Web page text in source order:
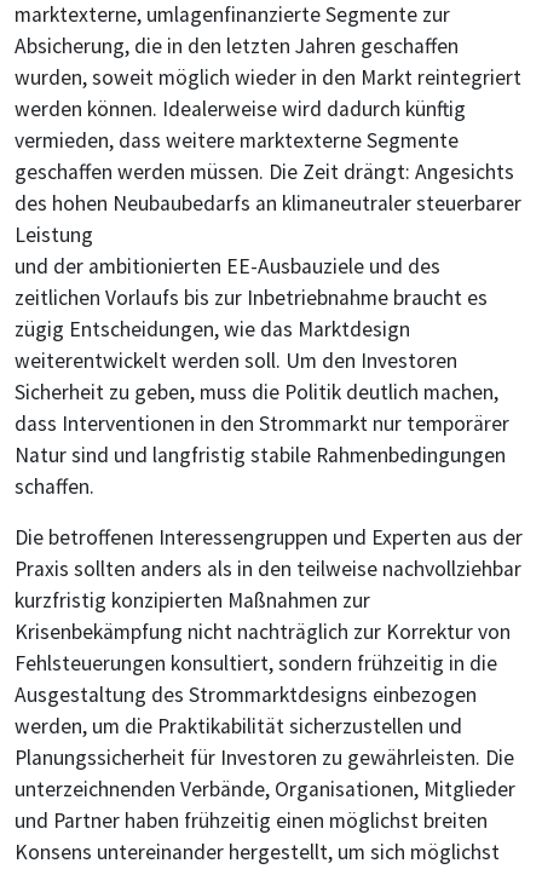
marktexterne, umlagenfinanzierte Segmente zur
Absicherung, die in den letzten Jahren geschaffen
wurden, soweit möglich wieder in den Markt reintegriert
werden können. Idealerweise wird dadurch künftig
vermieden, dass weitere marktexterne Segmente
geschaffen werden müssen. Die Zeit drängt: Angesichts
des hohen Neubaubedarfs an klimaneutraler steuerbarer
Leistung
und der ambitionierten EE-Ausbauziele und des
zeitlichen Vorlaufs bis zur Inbetriebnahme braucht es
zügig Entscheidungen, wie das Marktdesign
weiterentwickelt werden soll. Um den Investoren
Sicherheit zu geben, muss die Politik deutlich machen,
dass Interventionen in den Strommarkt nur temporärer
Natur sind und langfristig stabile Rahmenbedingungen
schaffen.
Die betroffenen Interessengruppen und Experten aus der
Praxis sollten anders als in den teilweise nachvollziehbar
kurzfristig konzipierten Maßnahmen zur
Krisenbekämpfung nicht nachträglich zur Korrektur von
Fehlsteuerungen konsultiert, sondern frühzeitig in die
Ausgestaltung des Strommarktdesigns einbezogen
werden, um die Praktikabilität sicherzustellen und
Planungssicherheit für Investoren zu gewährleisten. Die
unterzeichnenden Verbände, Organisationen, Mitglieder
und Partner haben frühzeitig einen möglichst breiten
Konsens untereinander hergestellt, um sich möglichst